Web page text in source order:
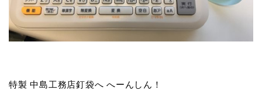
特製 中島工務店釘袋へ へーんしん！